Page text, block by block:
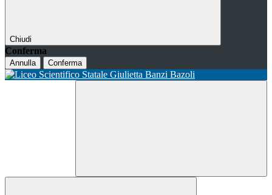
Chiudi
Conferma
Annulla Conferma